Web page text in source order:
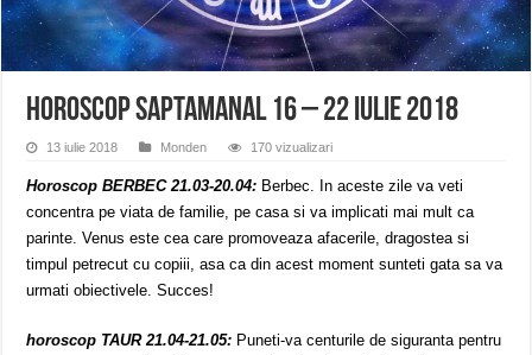
ANUNȚ OPRIRE APĂ în Reșița – avarie – 04.08.2026 – str. Văliugului și
ANUNŢ OPRIRE APĂ în CARANSEBEȘ – 04.08.2026 – avarie – Calea
Horoscop saptamanal 16 – 22 iulie 2018
13 iulie 2018 Monden 170 vizualizari
Horoscop BERBEC 21.03-20.04: Berbec. In aceste zile va veti
concentra pe viata de familie, pe casa si va implicati mai mult ca
parinte. Venus este cea care promoveaza afacerile, dragostea si
timpul petrecut cu copiii, asa ca din acest moment sunteti gata sa va
urmati obiectivele. Succes!
horoscop TAUR 21.04-21.05: Puneti-va centurile de siguranta pentru